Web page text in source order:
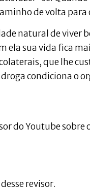
de volta
natural de viver
ela sua vida fica
que lhe
condiciona o
do Youtube
revisor.